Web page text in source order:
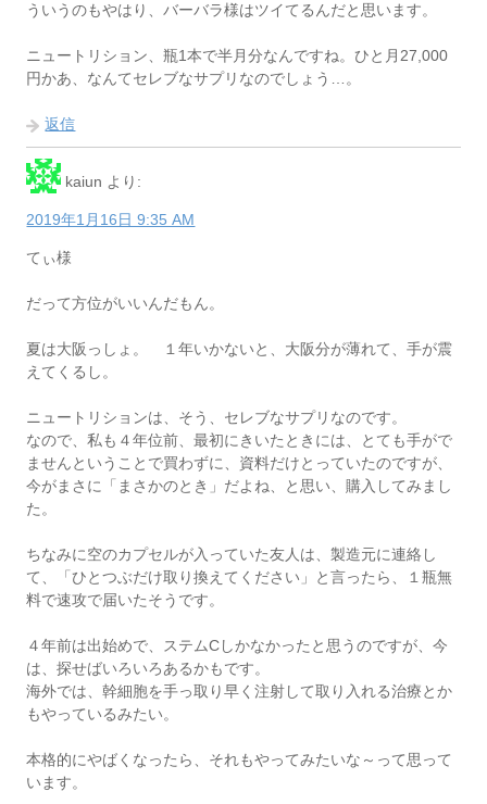
ういうのもやはり、バーバラ様はツイてるんだと思います。
ニュートリション、瓶1本で半月分なんですね。ひと月27,000
円かあ、なんてセレブなサプリなのでしょう…。
返信
kaiun より:
2019年1月16日 9:35 AM
てぃ様
だって方位がいいんだもん。
夏は大阪っしょ。 １年いかないと、大阪分が薄れて、手が震
えてくるし。
ニュートリションは、そう、セレブなサプリなのです。
なので、私も４年位前、最初にきいたときには、とても手がで
ませんということで買わずに、資料だけとっていたのですが、
今がまさに「まさかのとき」だよね、と思い、購入してみまし
た。
ちなみに空のカプセルが入っていた友人は、製造元に連絡し
て、「ひとつぶだけ取り換えてください」と言ったら、１瓶無
料で速攻で届いたそうです。
４年前は出始めで、ステムCしかなかったと思うのですが、今
は、探せばいろいろあるかもです。
海外では、幹細胞を手っ取り早く注射して取り入れる治療とか
もやっているみたい。
本格的にやばくなったら、それもやってみたいな～って思って
います。